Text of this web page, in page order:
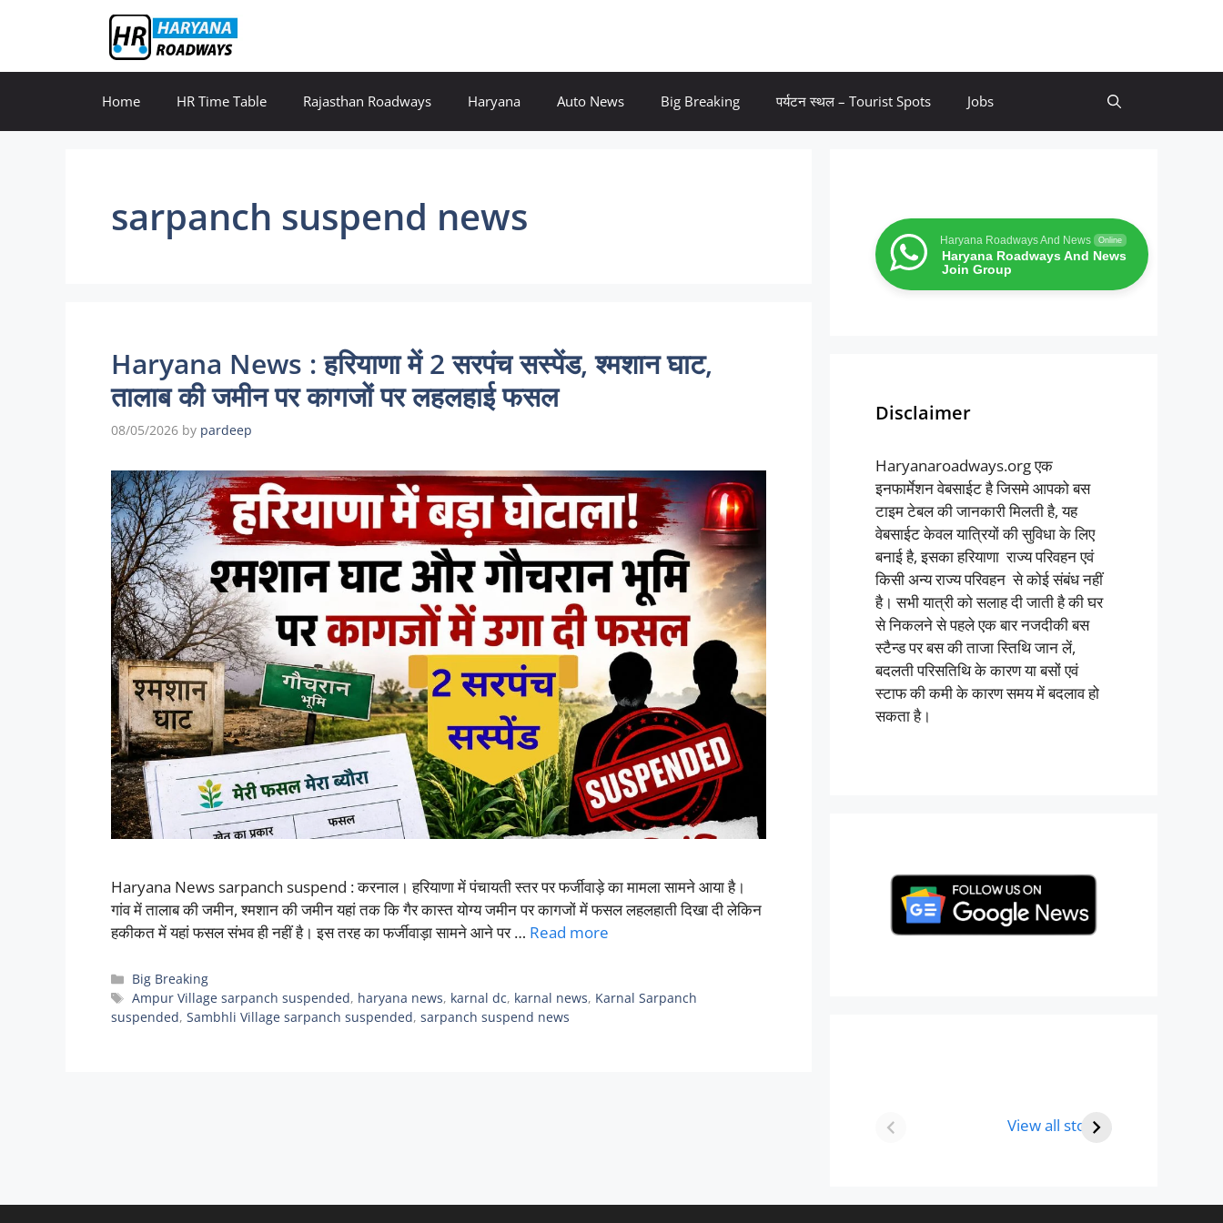
Home HR Time Table Rajasthan Roadways Haryana Auto News Big Breaking पर्यटन स्थल – Tourist Spots Jobs
sarpanch suspend news
Haryana News : हरियाणा में 2 सरपंच सस्पेंड, श्मशान घाट,
तालाब की जमीन पर कागजों पर लहलहाई फसल
08/05/2026 by pardeep
Haryana News sarpanch suspend : करनाल। हरियाणा में पंचायती स्तर पर फर्जीवाड़े का मामला सामने आया है।
गांव में तालाब की जमीन, श्मशान की जमीन यहां तक कि गैर कास्त योग्य जमीन पर कागजों में फसल लहलहाती दिखा दी लेकिन
हकीकत में यहां फसल संभव ही नहीं है। इस तरह का फर्जीवाड़ा सामने आने पर … Read more
Categories
Big Breaking
Tags
Ampur Village sarpanch suspended, haryana news, karnal dc, karnal news, Karnal Sarpanch
suspended, Sambhli Village sarpanch suspended, sarpanch suspend news
Haryana Roadways And News Online
Haryana Roadways And News
Join Group
Disclaimer
Haryanaroadways.org एक
इनफार्मेशन वेबसाईट है जिसमे आपको बस
टाइम टेबल की जानकारी मिलती है, यह
वेबसाईट केवल यात्रियों की सुविधा के लिए
बनाई है, इसका हरियाणा राज्य परिवहन एवं
किसी अन्य राज्य परिवहन से कोई संबंध नहीं
है। सभी यात्री को सलाह दी जाती है की घर
से निकलने से पहले एक बार नजदीकी बस
स्टैन्ड पर बस की ताजा स्तिथि जान लें,
बदलती परिसतिथि के कारण या बसों एवं
स्टाफ की कमी के कारण समय में बदलाव हो
सकता है।
View all stories
Visit In Gurgaon-
Holi Celebration